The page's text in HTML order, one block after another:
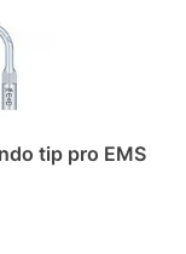
tip pro EMS